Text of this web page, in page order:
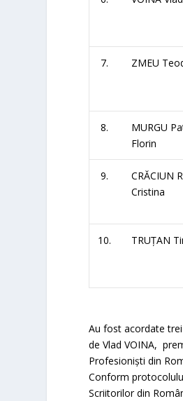
7. ZMEU
8.
MURGU
Florin
9.
CRĂCIUN
Cristina
10. TRUȚAN
Au fost acordate
de Vlad VOINA,
Profesioniști din
Conform
Scriitorilor din